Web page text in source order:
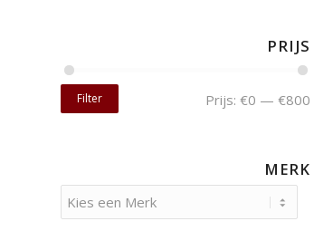
PRIJS
Filter Prijs: €0 — €800
MERK